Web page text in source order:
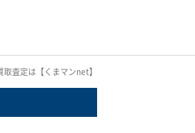
査定は【くまマンnet】